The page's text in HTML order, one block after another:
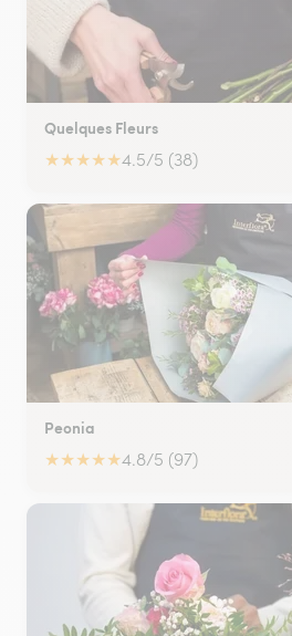
Quelques Fleurs
★★★★★4.5/5 (38)
Peonia
★★★★★4.8/5 (97)